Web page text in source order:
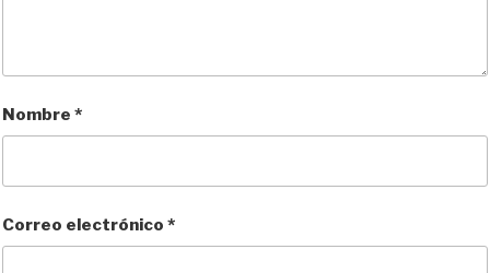
Nombre *
Correo electrónico *